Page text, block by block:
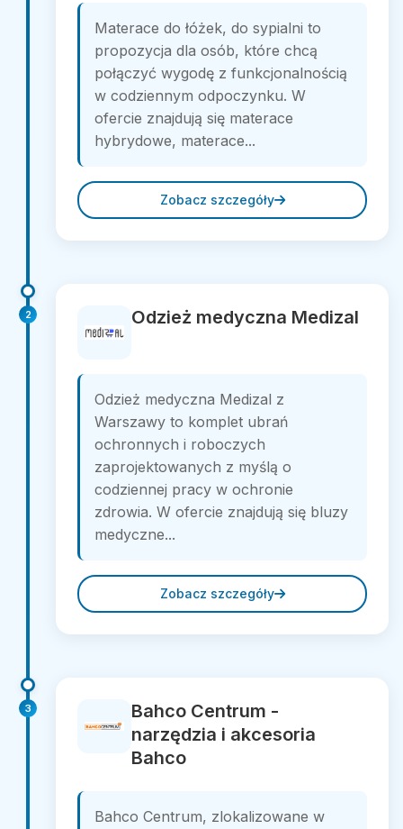
Materace do łóżek, do sypialni to
propozycja dla osób, które chcą
połączyć wygodę z funkcjonalnością
w codziennym odpoczynku. W
ofercie znajdują się materace
hybrydowe, materace...
Zobacz szczegóły
2 Odzież medyczna Medizal
Odzież medyczna Medizal z
Warszawy to komplet ubrań
ochronnych i roboczych
zaprojektowanych z myślą o
codziennej pracy w ochronie
zdrowia. W ofercie znajdują się bluzy
medyczne...
Zobacz szczegóły
3
Bahco Centrum -
narzędzia i akcesoria
Bahco
Bahco Centrum, zlokalizowane w